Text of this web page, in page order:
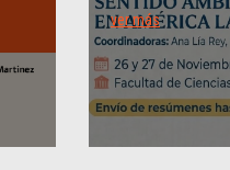
ver más